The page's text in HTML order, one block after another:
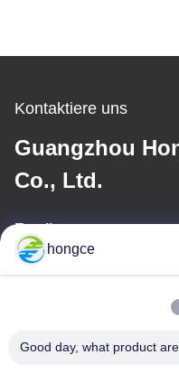
Kontaktiere uns
Guangzhou
Co., Ltd.
Email
hongce
Good day, what product